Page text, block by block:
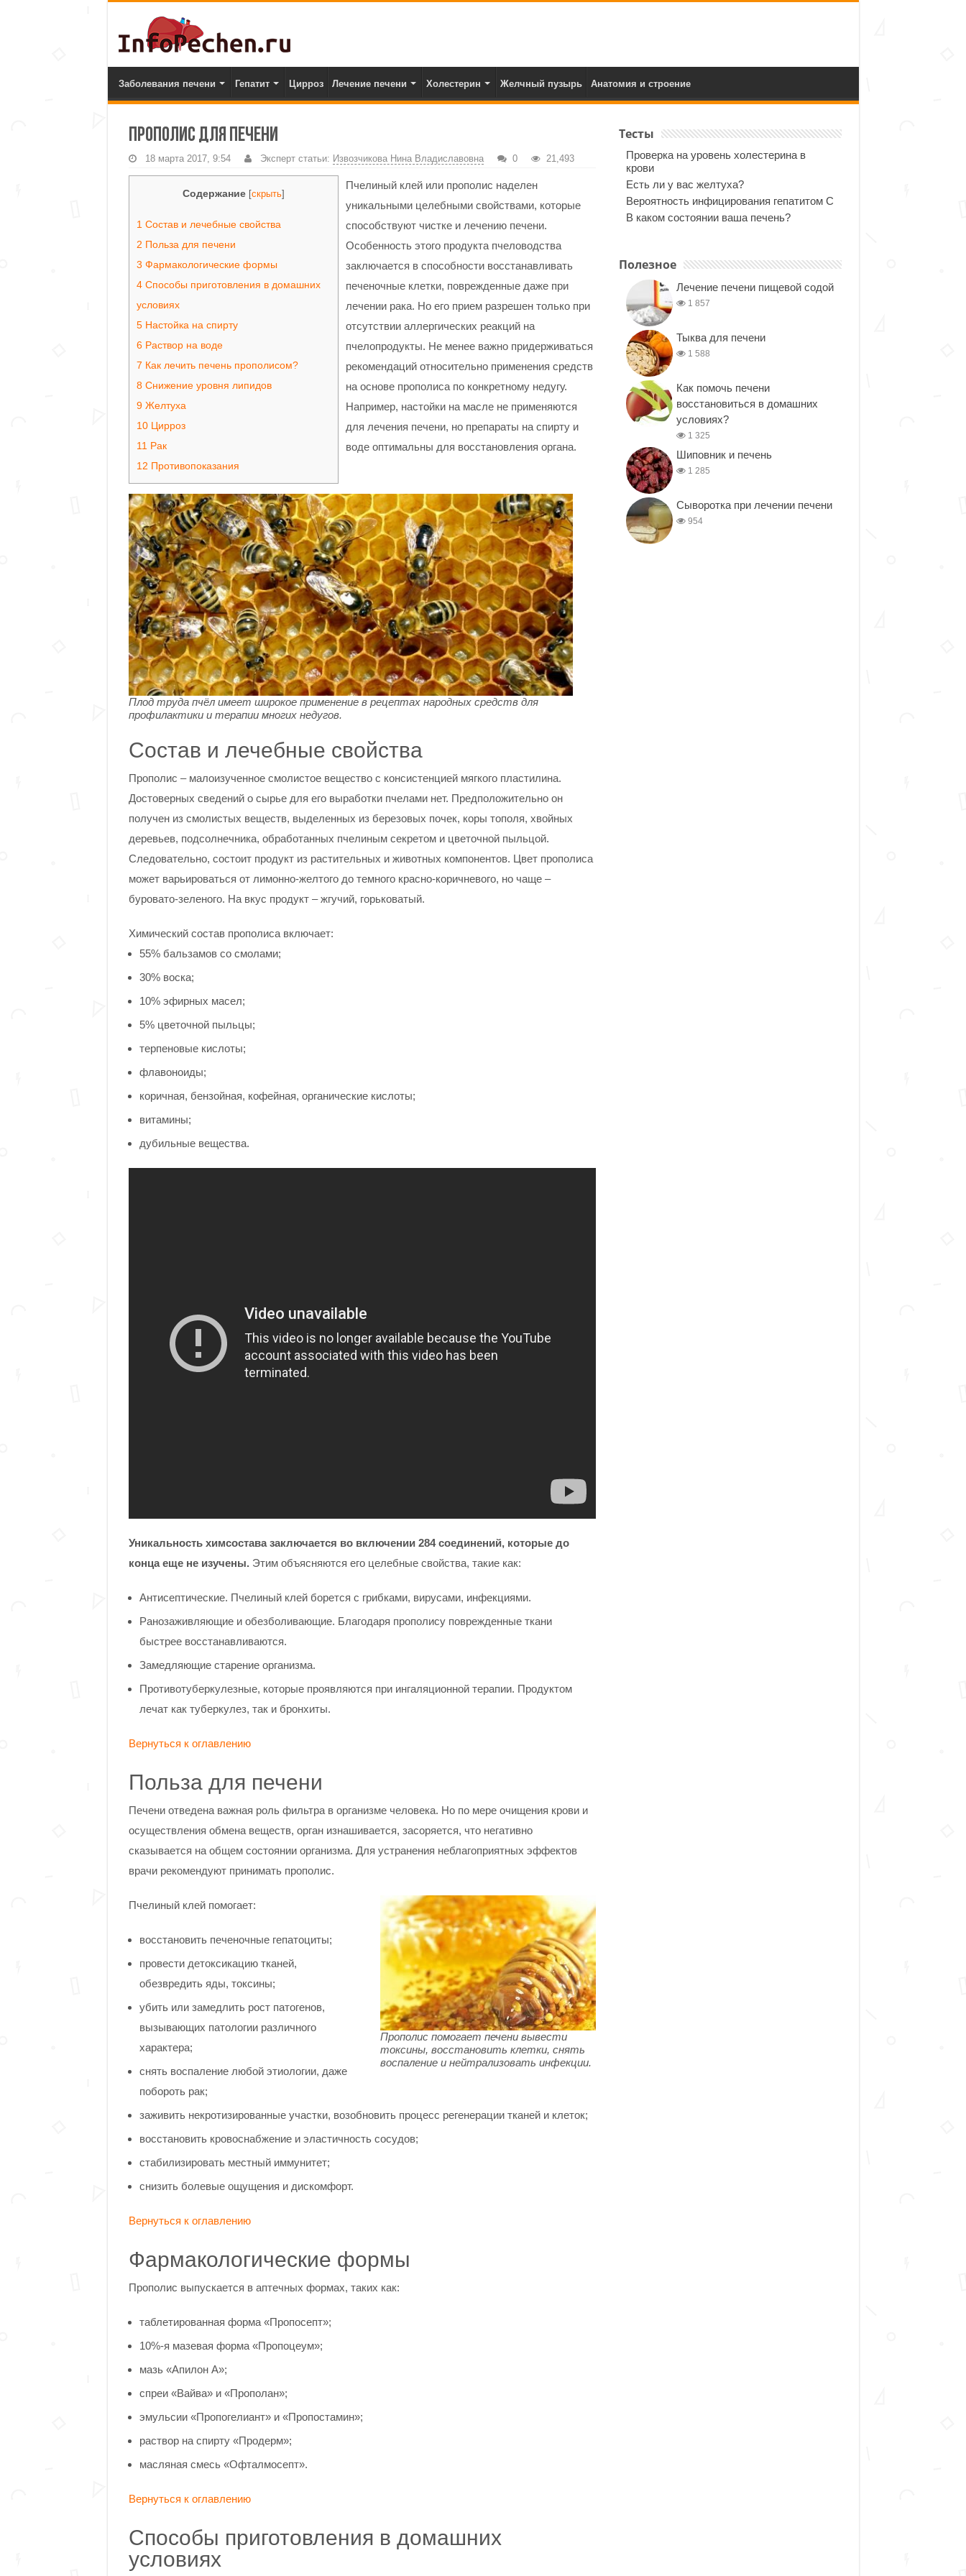
Заболевания печени Гепатит Цирроз Лечение печени Холестерин Желчный пузырь Анатомия и строение
Прополис для печени
18 марта 2017, 9:54 Эксперт статьи: Извозчикова Нина Владиславовна 0 21,493
Содержание [скрыть]
1Состав и лечебные свойства
2 Польза для печени
3 Фармакологические формы
4Способы приготовления в домашних
условиях
5Настойка на спирту
6Раствор на воде
7 Как лечить печень прополисом?
8Снижение уровня липидов
9Желтуха
10Цирроз
11Рак
12 Противопоказания
Пчелиный клей или прополис наделен
уникальными целебными свойствами, которые
способствуют чистке и лечению печени.
Особенность этого продукта пчеловодства
заключается в способности восстанавливать
печеночные клетки, поврежденные даже при
лечении рака. Но его прием разрешен только при
отсутствии аллергических реакций на
пчелопродукты. Не менее важно придерживаться
рекомендаций относительно применения средств
на основе прополиса по конкретному недугу.
Например, настойки на масле не применяются
для лечения печени, но препараты на спирту и
воде оптимальны для восстановления органа.
Плод труда пчёл имеет широкое применение в рецептах народных средств для
профилактики и терапии многих недугов.
Состав и лечебные свойства
Прополис – малоизученное смолистое вещество с консистенцией мягкого пластилина.
Достоверных сведений о сырье для его выработки пчелами нет. Предположительно он
получен из смолистых веществ, выделенных из березовых почек, коры тополя, хвойных
деревьев, подсолнечника, обработанных пчелиным секретом и цветочной пыльцой.
Следовательно, состоит продукт из растительных и животных компонентов. Цвет прополиса
может варьироваться от лимонно-желтого до темного красно-коричневого, но чаще –
буровато-зеленого. На вкус продукт – жгучий, горьковатый.
Химический состав прополиса включает:
55% бальзамов со смолами;
30% воска;
10% эфирных масел;
5% цветочной пыльцы;
терпеновые кислоты;
флавоноиды;
коричная, бензойная, кофейная, органические кислоты;
витамины;
дубильные вещества.
Уникальность химсостава заключается во включении 284 соединений, которые до
конца еще не изучены.Этим объясняются его целебные свойства, такие как:
Антисептические. Пчелиный клей борется с грибками, вирусами, инфекциями.
Ранозаживляющие и обезболивающие. Благодаря прополису поврежденные ткани
быстрее восстанавливаются.
Замедляющие старение организма.
Противотуберкулезные, которые проявляются при ингаляционной терапии. Продуктом
лечат как туберкулез, так и бронхиты.
Вернуться к оглавлению
Польза для печени
Печени отведена важная роль фильтра в организме человека. Но по мере очищения крови и
осуществления обмена веществ, орган изнашивается, засоряется, что негативно
сказывается на общем состоянии организма. Для устранения неблагоприятных эффектов
врачи рекомендуют принимать прополис.
Прополис помогает печени вывести
токсины, восстановить клетки, снять
воспаление и нейтрализовать инфекции.
Пчелиный клей помогает:
восстановить печеночные гепатоциты;
провести детоксикацию тканей,
обезвредить яды, токсины;
убить или замедлить рост патогенов,
вызывающих патологии различного
характера;
снять воспаление любой этиологии, даже
побороть рак;
заживить некротизированные участки, возобновить процесс регенерации тканей и клеток;
восстановить кровоснабжение и эластичность сосудов;
стабилизировать местный иммунитет;
снизить болевые ощущения и дискомфорт.
Вернуться к оглавлению
Фармакологические формы
Прополис выпускается в аптечных формах, таких как:
таблетированная форма «Пропосепт»;
10%-я мазевая форма «Пропоцеум»;
мазь «Апилон А»;
спреи «Вайва» и «Прополан»;
эмульсии «Пропогелиант» и «Пропостамин»;
раствор на спирту «Продерм»;
масляная смесь «Офталмосепт».
Вернуться к оглавлению
Способы приготовления в домашних
условиях
Тесты
Проверка на уровень холестерина в
крови
Есть ли у вас желтуха?
Вероятность инфицирования гепатитом С
В каком состоянии ваша печень?
Полезное
Лечение печени пищевой содой
1 857
Тыква для печени
1 588
Как помочь печени
восстановиться в домашних
условиях?
1 325
Шиповник и печень
1 285
Сыворотка при лечении печени
954